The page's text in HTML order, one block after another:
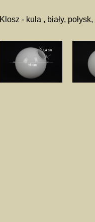
Klosz - kula , biały,